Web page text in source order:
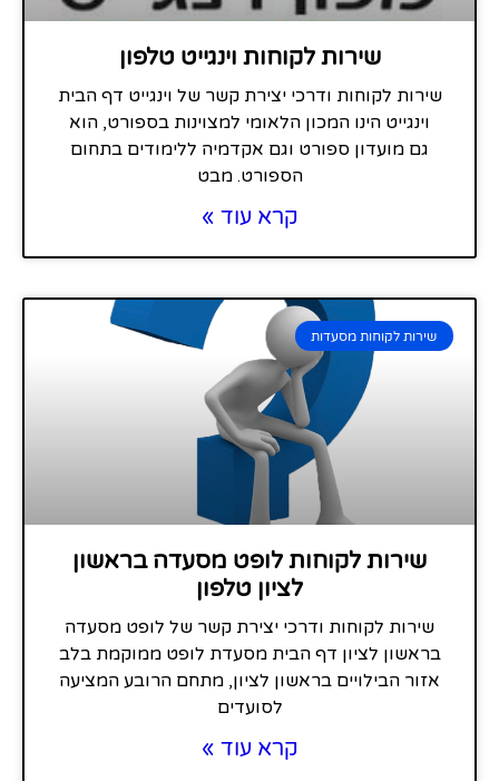
שירות לקוחות וינגייט טלפון
שירות לקוחות ודרכי יצירת קשר של וינגייט דף הבית
וינגייט הינו המכון הלאומי למצוינות בספורט, הוא
גם מועדון ספורט וגם אקדמיה ללימודים בתחום
הספורט. מבט
קרא עוד »
שירות לקוחות מסעדות
שירות לקוחות לופט מסעדה בראשון
לציון טלפון
שירות לקוחות ודרכי יצירת קשר של לופט מסעדה
בראשון לציון דף הבית מסעדת לופט ממוקמת בלב
אזור הבילויים בראשון לציון, מתחם הרובע המציעה
לסועדים
קרא עוד »